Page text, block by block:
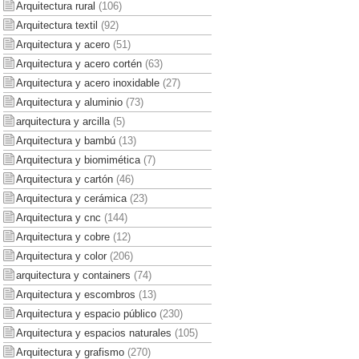
Arquitectura rural (106)
Arquitectura textil (92)
Arquitectura y acero(51)
Arquitectura y acero cortén(63)
Arquitectura y acero inoxidable(27)
Arquitectura y aluminio(73)
arquitectura y arcilla(5)
Arquitectura y bambú(13)
Arquitectura y biomimética(7)
Arquitectura y cartón(46)
Arquitectura y cerámica(23)
Arquitectura y cnc (144)
Arquitectura y cobre(12)
Arquitectura y color(206)
arquitectura y containers (74)
Arquitectura y escombros (13)
Arquitectura y espacio público(230)
Arquitectura y espacios naturales (105)
Arquitectura y grafismo(270)